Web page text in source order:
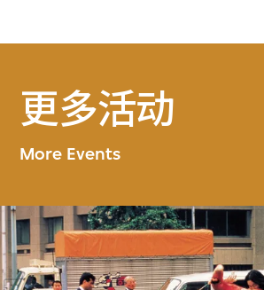
更多活动
More Events